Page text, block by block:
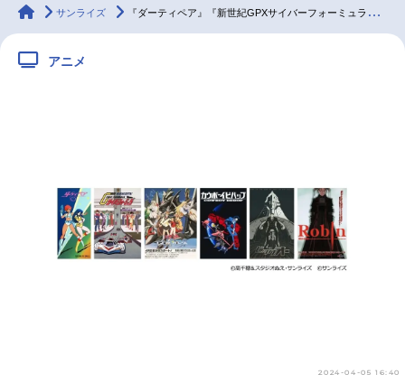
ラジオ
アニメ記事一覧 声優記事一覧
アニメ映画一覧 実写化映画一覧
animateTimes
サンライズ 『ダーティペア』『新世紀GPXサイバーフォーミュラ』などが無料配信
アニメ
2024-04-05 16:40